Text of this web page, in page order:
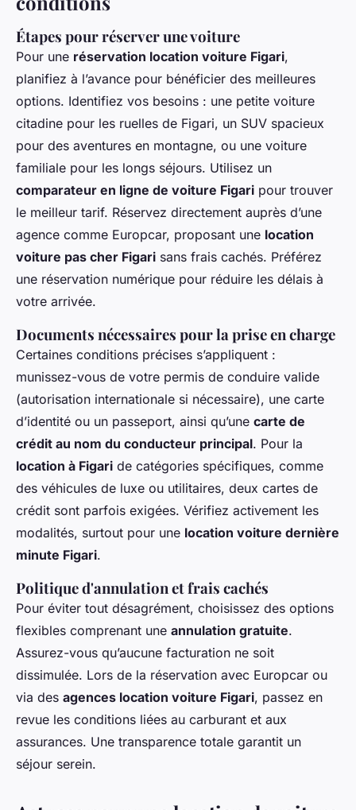
Étapes pour réserver une voiture
Pour une réservation location voiture Figari,
planifiez à l’avance pour bénéficier des meilleures
options. Identifiez vos besoins : une petite voiture
citadine pour les ruelles de Figari, un SUV spacieux
pour des aventures en montagne, ou une voiture
familiale pour les longs séjours. Utilisez un
comparateur en ligne de voiture Figari pour trouver
le meilleur tarif. Réservez directement auprès d’une
agence comme Europcar, proposant une location
voiture pas cher Figari sans frais cachés. Préférez
une réservation numérique pour réduire les délais à
votre arrivée.
Documents nécessaires pour la prise en charge
Certaines conditions précises s’appliquent :
munissez-vous de votre permis de conduire valide
(autorisation internationale si nécessaire), une carte
d’identité ou un passeport, ainsi qu’une carte de
crédit au nom du conducteur principal. Pour la
location à Figari de catégories spécifiques, comme
des véhicules de luxe ou utilitaires, deux cartes de
crédit sont parfois exigées. Vérifiez activement les
modalités, surtout pour une location voiture dernière
minute Figari.
Politique d'annulation et frais cachés
Pour éviter tout désagrément, choisissez des options
flexibles comprenant une annulation gratuite.
Assurez-vous qu’aucune facturation ne soit
dissimulée. Lors de la réservation avec Europcar ou
via des agences location voiture Figari, passez en
revue les conditions liées au carburant et aux
assurances. Une transparence totale garantit un
séjour serein.